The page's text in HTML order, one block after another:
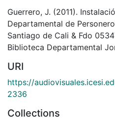
Guerrero, J. (2011).
Departamental de
Santiago de Cali & Fdo
Biblioteca Departamental
URI
https://
2336
Collections